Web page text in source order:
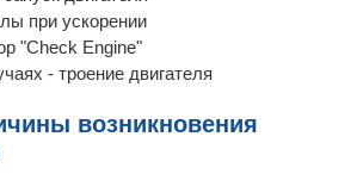
при ускорении
"Check Engine"
- троение двигателя
возникновения